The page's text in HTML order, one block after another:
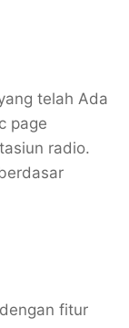
telah Ada
page
radio.
fitur